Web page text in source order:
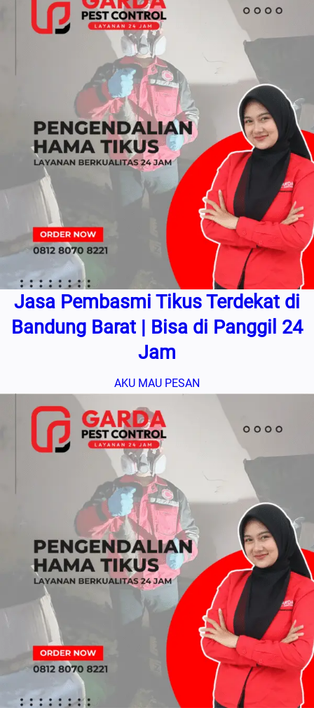
Jasa Pembasmi Tikus Terdekat di
Bandung Barat | Bisa di Panggil 24
Jam
AKU MAU PESAN